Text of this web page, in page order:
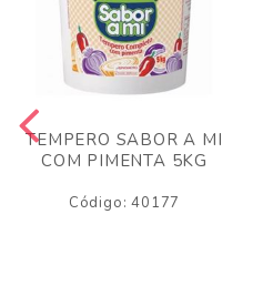
TEMPERO SABOR A MI
COM PIMENTA 5KG
Código: 40177